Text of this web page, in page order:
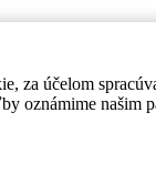
za účelom
oznámime našim